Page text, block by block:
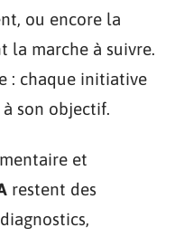
ou encore la
marche à suivre.
: chaque initiative
son objectif.
et
restent des